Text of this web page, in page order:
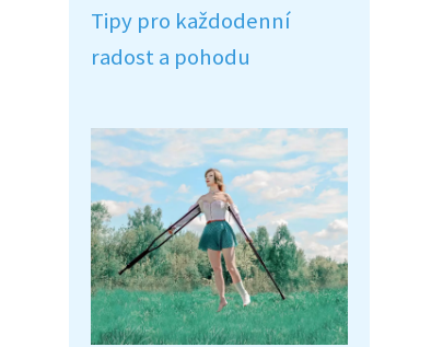
Tipy pro každodenní
radost a pohodu